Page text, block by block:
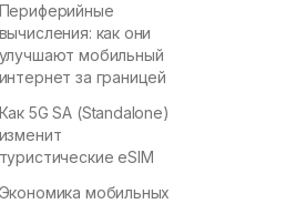
Периферийные
вычисления: как они
улучшают мобильный
интернет за границей
Как 5G SA (Standalone)
изменит
туристические eSIM
Экономика мобильных